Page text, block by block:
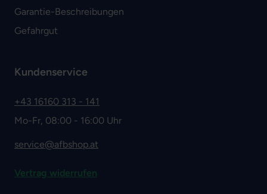
Garantie-Beschreibungen
Gefahrgut
Kundenservice
+43 16160 313 - 141
Mo-Fr, 08:00 - 16:00 Uhr
service@afbshop.at
Vertrag widerrufen